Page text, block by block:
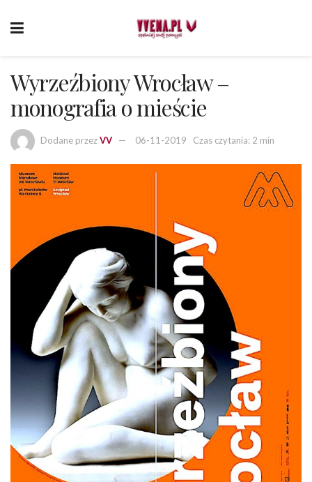
Wyrzeźbiony Wrocław –
monografia o mieście
Dodane przezVV 06-11-2019 Czas czytania: 2 min